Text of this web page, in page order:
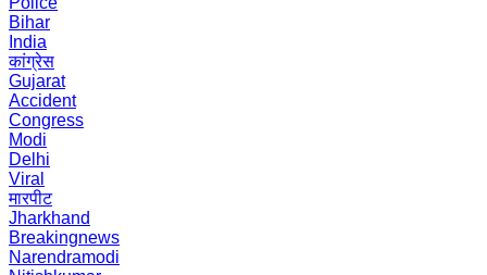
Bihar
India
कांग्रेस
Gujarat
Accident
Congress
Modi
Delhi
Viral
मारपीट
Jharkhand
Breakingnews
Narendramodi